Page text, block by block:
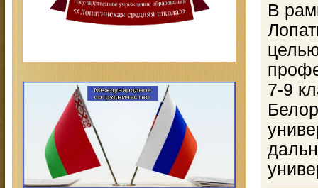
В
7-9